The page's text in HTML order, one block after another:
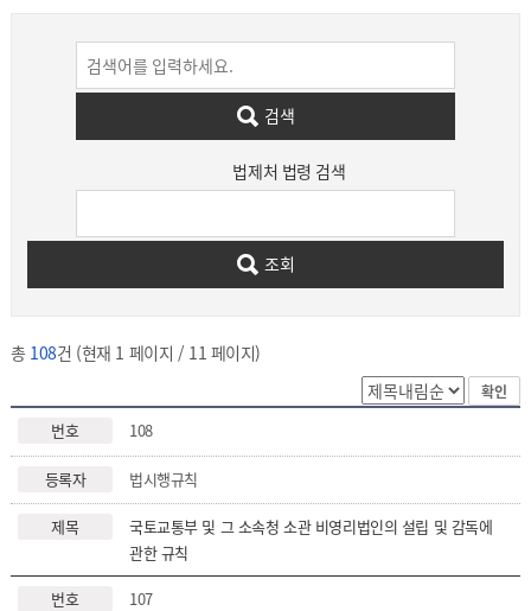
검색
법제처 법령 검색
조회
총 108건 (현재 1 페이지 / 11 페이지)
확인
108
법시행규칙
국토교통부 및 그 소속청 소관 비영리법인의 설립 및 감독에
관한 규칙
107